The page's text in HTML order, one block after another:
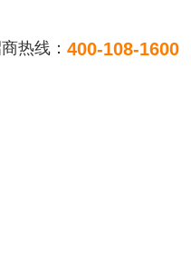
热线： 400-108-1600